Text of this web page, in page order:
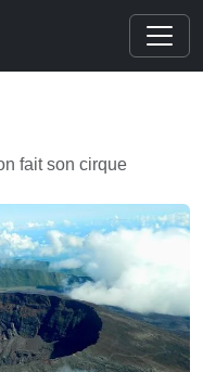
fait son cirque